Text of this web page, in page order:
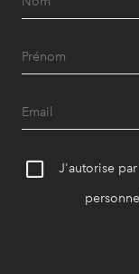
J'autorise